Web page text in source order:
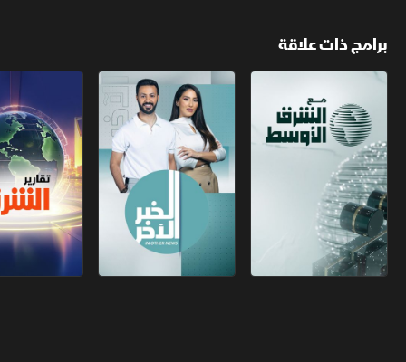
برامج ذات علاقة
مع الشرق الأوسط الخبر الآخر تقارير الشرق